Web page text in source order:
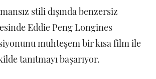
stili dışında benzersiz
Eddie Peng Longines
muhteşem bir kısa film ile
tanıtmayı başarıyor.